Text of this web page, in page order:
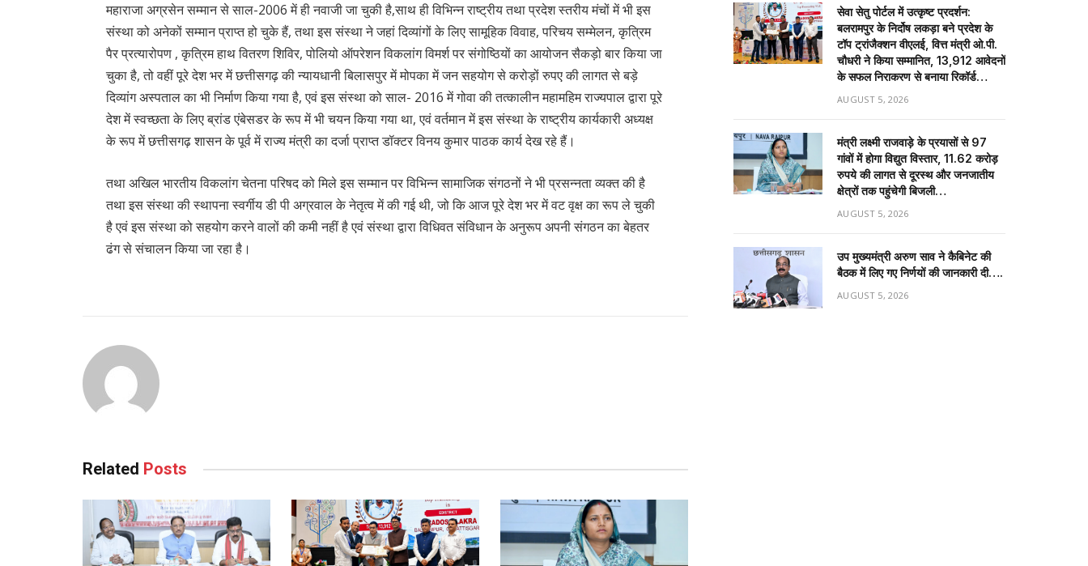
महाराजा अग्रसेन सम्मान से साल-2006 में ही नवाजी जा चुकी है,साथ ही विभिन्न राष्ट्रीय तथा प्रदेश स्तरीय मंचों में भी इस
संस्था को अनेकों सम्मान प्राप्त हो चुके हैं, तथा इस संस्था ने जहां दिव्यांगों के लिए सामूहिक विवाह, परिचय सम्मेलन, कृत्रिम
पैर प्रत्यारोपण , कृत्रिम हाथ वितरण शिविर, पोलियो ऑपरेशन विकलांग विमर्श पर संगोष्ठियों का आयोजन सैकड़ो बार किया जा
चुका है, तो वहीं पूरे देश भर में छत्तीसगढ़ की न्यायधानी बिलासपुर में मोपका में जन सहयोग से करोड़ों रुपए की लागत से बड़े
दिव्यांग अस्पताल का भी निर्माण किया गया है, एवं इस संस्था को साल- 2016 में गोवा की तत्कालीन महामहिम राज्यपाल द्वारा पूरे
देश में स्वच्छता के लिए ब्रांड एंबेसडर के रूप में भी चयन किया गया था, एवं वर्तमान में इस संस्था के राष्ट्रीय कार्यकारी अध्यक्ष
के रूप में छत्तीसगढ़ शासन के पूर्व में राज्य मंत्री का दर्जा प्राप्त डॉक्टर विनय कुमार पाठक कार्य देख रहे हैं।
तथा अखिल भारतीय विकलांग चेतना परिषद को मिले इस सम्मान पर विभिन्न सामाजिक संगठनों ने भी प्रसन्नता व्यक्त की है
तथा इस संस्था की स्थापना स्वर्गीय डी पी अग्रवाल के नेतृत्व में की गई थी, जो कि आज पूरे देश भर में वट वृक्ष का रूप ले चुकी
है एवं इस संस्था को सहयोग करने वालों की कमी नहीं है एवं संस्था द्वारा विधिवत संविधान के अनुरूप अपनी संगठन का बेहतर
ढंग से संचालन किया जा रहा है।
Reading
Related Posts
सेवा सेतु पोर्टल में उत्कृष्ट प्रदर्शन:
बलरामपुर के निर्दोष लकड़ा बने प्रदेश के
टॉप ट्रांजैक्शन वीएलई, वित्त मंत्री ओ.पी.
चौधरी ने किया सम्मानित, 13,912 आवेदनों
के सफल निराकरण से बनाया रिकॉर्ड…
AUGUST 5, 2026
मंत्री लक्ष्मी राजवाड़े के प्रयासों से 97
गांवों में होगा विद्युत विस्तार, 11.62 करोड़
रुपये की लागत से दूरस्थ और जनजातीय
क्षेत्रों तक पहुंचेगी बिजली…
AUGUST 5, 2026
उप मुख्यमंत्री अरुण साव ने कैबिनेट की
बैठक में लिए गए निर्णयों की जानकारी दी….
AUGUST 5, 2026